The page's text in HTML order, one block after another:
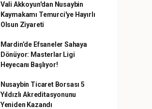
Vali Akkoyun'dan Nusaybin
Kaymakamı Temurci'ye Hayırlı
Olsun Ziyareti
Mardin’de Efsaneler Sahaya
Dönüyor: Masterlar Ligi
Heyecanı Başlıyor!
Nusaybin Ticaret Borsası 5
Yıldızlı Akreditasyonunu
Yeniden Kazandı